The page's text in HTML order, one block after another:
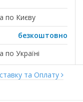
по Києву
безкоштовно
по Україні
та Оплату